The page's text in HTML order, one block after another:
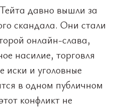
давно вышли за
скандала. Они стали
онлайн-слава,
насилие, торговля
и уголовные
в одном публичном
конфликт не